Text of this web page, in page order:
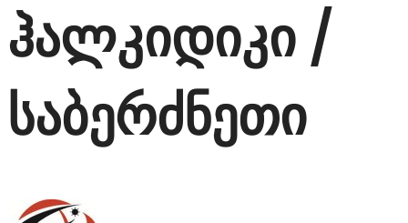
ჰალკიდიკი /
საბერძნეთი